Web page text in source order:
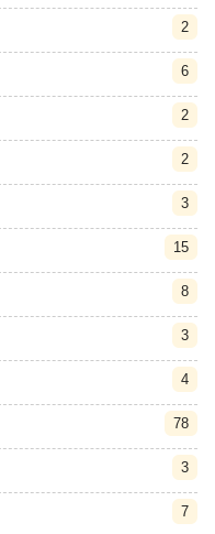
2
6
2
2
3
15
8
3
4
78
3
7